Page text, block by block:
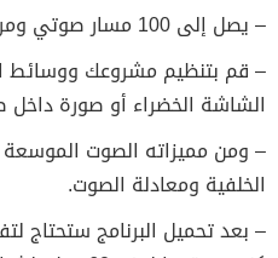
– يصل إلى 100 مسار صوتي ومرئي
– قم بتنظيم مشروعك ووسائط
الشاشة الخضراء أو صورة داخل
– ومن مميزاته الصوت
الخلفية ومعادلة الصوت.
– بعد تحميل البرنامج ستحتاج